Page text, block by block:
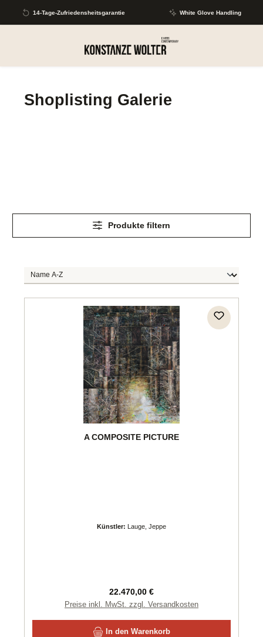
Zum Hauptinhalt springen
14-Tage-Zufriedensheitsgarantie White Glove Handling
Shoplisting Galerie
Produkte filtern
A COMPOSITE PICTURE
Künstler: Lauge, Jeppe
Regulärer Preis:
22.470,00 €
Preise inkl. MwSt. zzgl. Versandkosten
In den Warenkorb